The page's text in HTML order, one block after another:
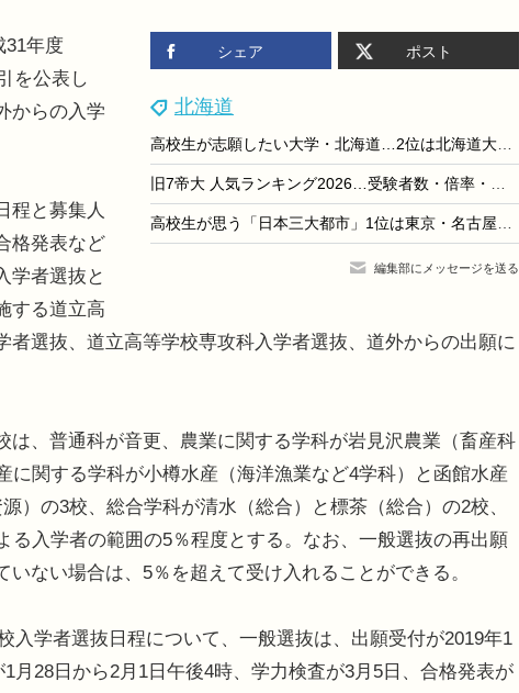
シェア ポスト
北海道
高校生が志願したい大学・北海道…2位は北海道大、1位は？
旧7帝大 人気ランキング2026…受験者数・倍率・入学辞退率
高校生が思う「日本三大都市」1位は東京・名古屋・大阪、2位に横浜が入る理由とは
編集部にメッセージを送る
年度
を公表し
からの入学
程と募集人
格発表など
学者選抜と
する道立高
選抜、道立高等学校専攻科入学者選抜、道外からの出願に
、普通科が音更、農業に関する学科が岩見沢農業（畜産科
に関する学科が小樽水産（海洋漁業など4学科）と函館水産
）の3校、総合学科が清水（総合）と標茶（総合）の2校、
る入学者の範囲の5％程度とする。なお、一般選抜の再出願
ない場合は、5％を超えて受け入れることができる。
学者選抜日程について、一般選抜は、出願受付が2019年1
月28日から2月1日午後4時、学力検査が3月5日、合格発表が